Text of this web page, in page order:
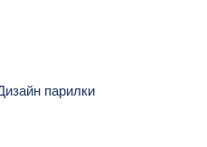
парилки